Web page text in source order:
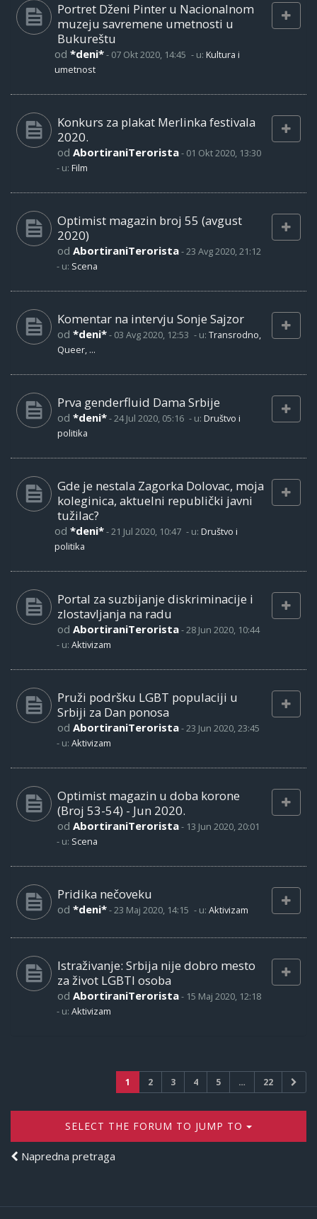
Portret Dženi Pinter u Nacionalnom
muzeju savremene umetnosti u
Bukureštu
od *deni*- 07 Okt 2020, 14:45 - u: Kultura i
umetnost
Konkurs za plakat Merlinka festivala
2020.
od AbortiraniTerorista- 01 Okt 2020, 13:30
- u: Film
Optimist magazin broj 55 (avgust
2020)
od AbortiraniTerorista-23 Avg 2020, 21:12
- u: Scena
Komentar na intervju Sonje Sajzor
od *deni*- 03 Avg 2020, 12:53 - u: Transrodno,
Queer, ...
Prva genderfluid Dama Srbije
od *deni*-24 Jul 2020, 05:16 - u: Društvo i
politika
Gde je nestala Zagorka Dolovac, moja
koleginica, aktuelni republički javni
tužilac?
od *deni*-21 Jul 2020, 10:47 - u: Društvo i
politika
Portal za suzbijanje diskriminacije i
zlostavljanja na radu
od AbortiraniTerorista-28 Jun 2020, 10:44
- u: Aktivizam
Pruži podršku LGBT populaciji u
Srbiji za Dan ponosa
od AbortiraniTerorista-23 Jun 2020, 23:45
- u: Aktivizam
Optimist magazin u doba korone
(Broj 53-54) - Jun 2020.
od AbortiraniTerorista- 13 Jun 2020, 20:01
- u: Scena
Pridika nečoveku
od *deni*-23 Maj 2020, 14:15 - u: Aktivizam
Istraživanje: Srbija nije dobro mesto
za život LGBTI osoba
od AbortiraniTerorista- 15 Maj 2020, 12:18
- u: Aktivizam
1 2 3 4 5 … 22
SELECT THE FORUM TO JUMP TO
Napredna pretraga